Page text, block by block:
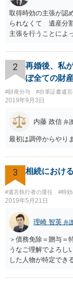
取得時効の主張が認
られなくて 遺産分
主張を行うことによ
2
再婚後、私
ぼ全ての財
#財産分与 #自筆証書遺
2019年9月3日
内藤 政信 弁
最初は調停からやり
3 相続におけ
#遺言執行者の選任 #時
2019年5月21日
理崎 智英 弁
＞債務免除＝贈与＝
うなご理解でよろし
した人物が特定でき